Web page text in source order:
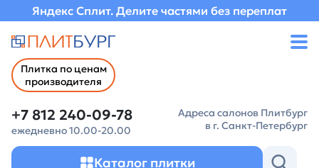
Яндекс Сплит. Делите частями без переплат
Плитка по ценам
производителя
+7 812 240-09-78
ежедневно 10.00-20.00
Адреса салонов Плитбург
в г. Санкт-Петербург
Каталог плитки